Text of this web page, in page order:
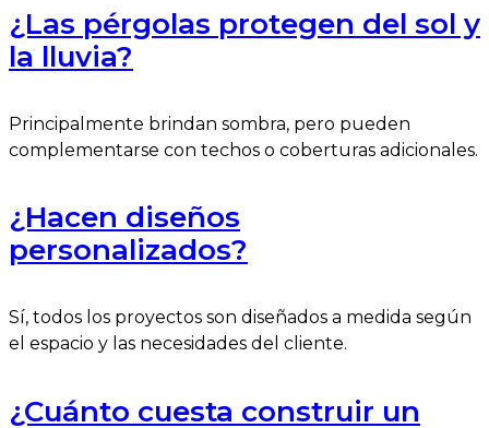
¿Las pérgolas protegen del sol y
la lluvia?
Principalmente brindan sombra, pero pueden
complementarse con techos o coberturas adicionales.
¿Hacen diseños
personalizados?
Sí, todos los proyectos son diseñados a medida según
el espacio y las necesidades del cliente.
¿Cuánto cuesta construir un